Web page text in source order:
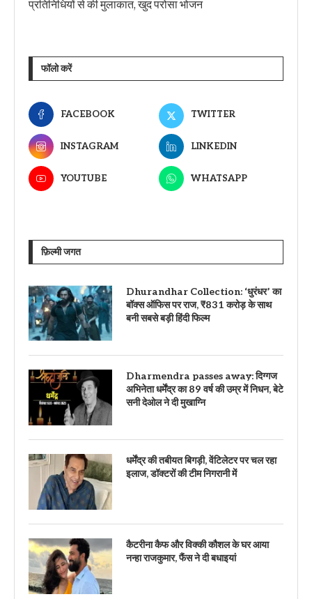
प्रतिनिधियों से की मुलाकात, खुद परोसा भोजन
फॉलो करें
FACEBOOK TWITTER
INSTAGRAM LINKEDIN
YOUTUBE WHATSAPP
फ़िल्मी जगत
Dhurandhar Collection: ‘धुरंधर’ का
बॉक्स ऑफिस पर राज, ₹831 करोड़ के साथ
बनी सबसे बड़ी हिंदी फिल्म
Dharmendra passes away: दिग्गज
अभिनेता धर्मेंद्र का 89 वर्ष की उम्र में निधन, बेटे
सनी देओल ने दी मुखाग्नि
धर्मेंद्र की तबीयत बिगड़ी, वेंटिलेटर पर चल रहा
इलाज, डॉक्टरों की टीम निगरानी में
कैटरीना कैफ और विक्की कौशल के घर आया
नन्हा राजकुमार, फैंस ने दी बधाइयां